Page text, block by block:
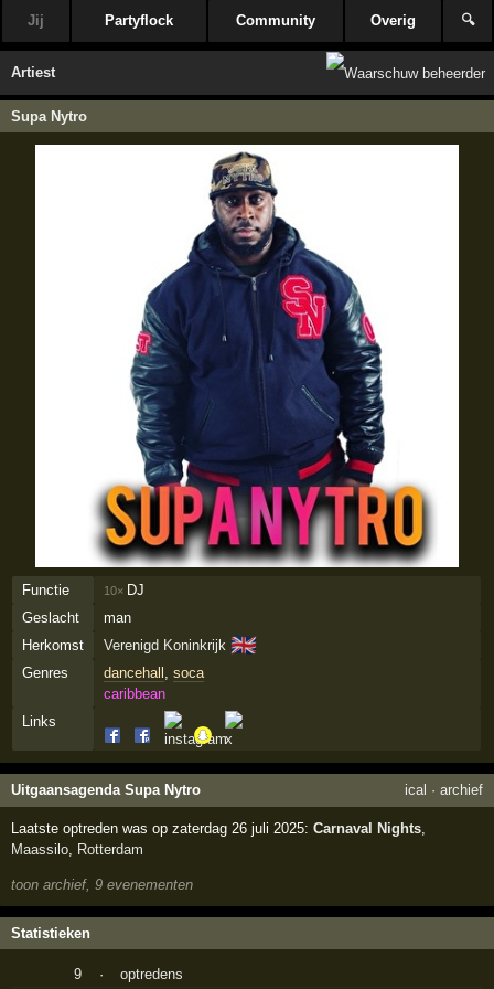
Jij Partyflock Community Overig 🔍
Artiest
Supa Nytro
Functie 10× DJ
Geslacht
man
Herkomst
Verenigd Koninkrijk 🇬🇧
Genres dancehall
soca
caribbean
Links
Uitgaansagenda Supa Nytro ical · archief
Laatste optreden was op zaterdag 26 juli 2025:Carnaval Nights
Maassilo
Rotterdam
toon archief, 9 evenementen
Statistieken
9 · optredens